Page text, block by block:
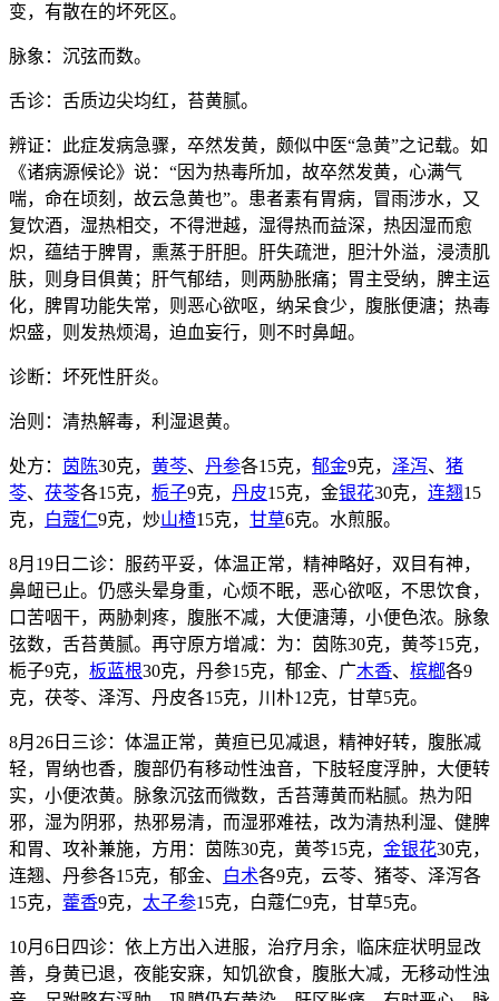
变，有散在的坏死区。
脉象：沉弦而数。
舌诊：舌质边尖均红，苔黄腻。
辨证：此症发病急骤，卒然发黄，颇似中医“急黄”之记载。如
《诸病源候论》说：“因为热毒所加，故卒然发黄，心满气
喘，命在顷刻，故云急黄也”。患者素有胃病，冒雨涉水，又
复饮酒，湿热相交，不得泄越，湿得热而益深，热因湿而愈
炽，蕴结于脾胃，熏蒸于肝胆。肝失疏泄，胆汁外溢，浸渍肌
肤，则身目俱黄；肝气郁结，则两胁胀痛；胃主受纳，脾主运
化，脾胃功能失常，则恶心欲呕，纳呆食少，腹胀便溏；热毒
炽盛，则发热烦渴，迫血妄行，则不时鼻衄。
诊断：坏死性肝炎。
治则：清热解毒，利湿退黄。
处方： 茵陈30克， 黄芩、 丹参各15克， 郁金9克， 泽泻、 猪
苓、 茯苓各15克， 栀子9克， 丹皮15克，金银花30克， 连翘15
克，
白蔻仁9克，炒山楂15克， 甘草6克。水煎服。
8月19日二诊：服药平妥，体温正常，精神略好，双目有神，
鼻衄已止。仍感头晕身重，心烦不眠，恶心欲呕，不思饮食，
口苦咽干，两胁刺疼，腹胀不减，大便溏薄，小便色浓。脉象
弦数，舌苔黄腻。再守原方增减：为：茵陈30克，黄芩15克，
栀子9克， 板蓝根30克，丹参15克，郁金、广木香、 槟榔各9
克，茯苓、泽泻、丹皮各15克，川朴12克，甘草5克。
8月26日三诊：体温正常，黄疸已见减退，精神好转，腹胀减
轻，胃纳也香，腹部仍有移动性浊音，下肢轻度浮肿，大便转
实，小便浓黄。脉象沉弦而微数，舌苔薄黄而粘腻。热为阳
邪，湿为阴邪，热邪易清，而湿邪难祛，改为清热利湿、健脾
和胃、攻补兼施，方用：茵陈30克，黄芩15克， 金银花30克，
连翘、丹参各15克，郁金、
白术各9克，云苓、猪苓、泽泻各
15克， 藿香9克， 太子参15克，白蔻仁9克，甘草5克。
10月6日四诊：依上方出入进服，治疗月余，临床症状明显改
善，身黄已退，夜能安寐，知饥欲食，腹胀大减，无移动性浊